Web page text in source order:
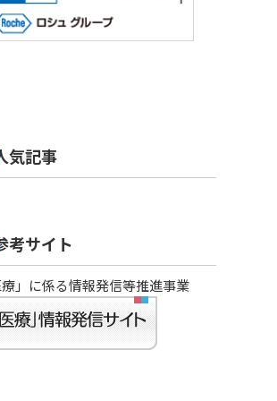
気記事
考サイト
療」に係る情報発信等推進事業